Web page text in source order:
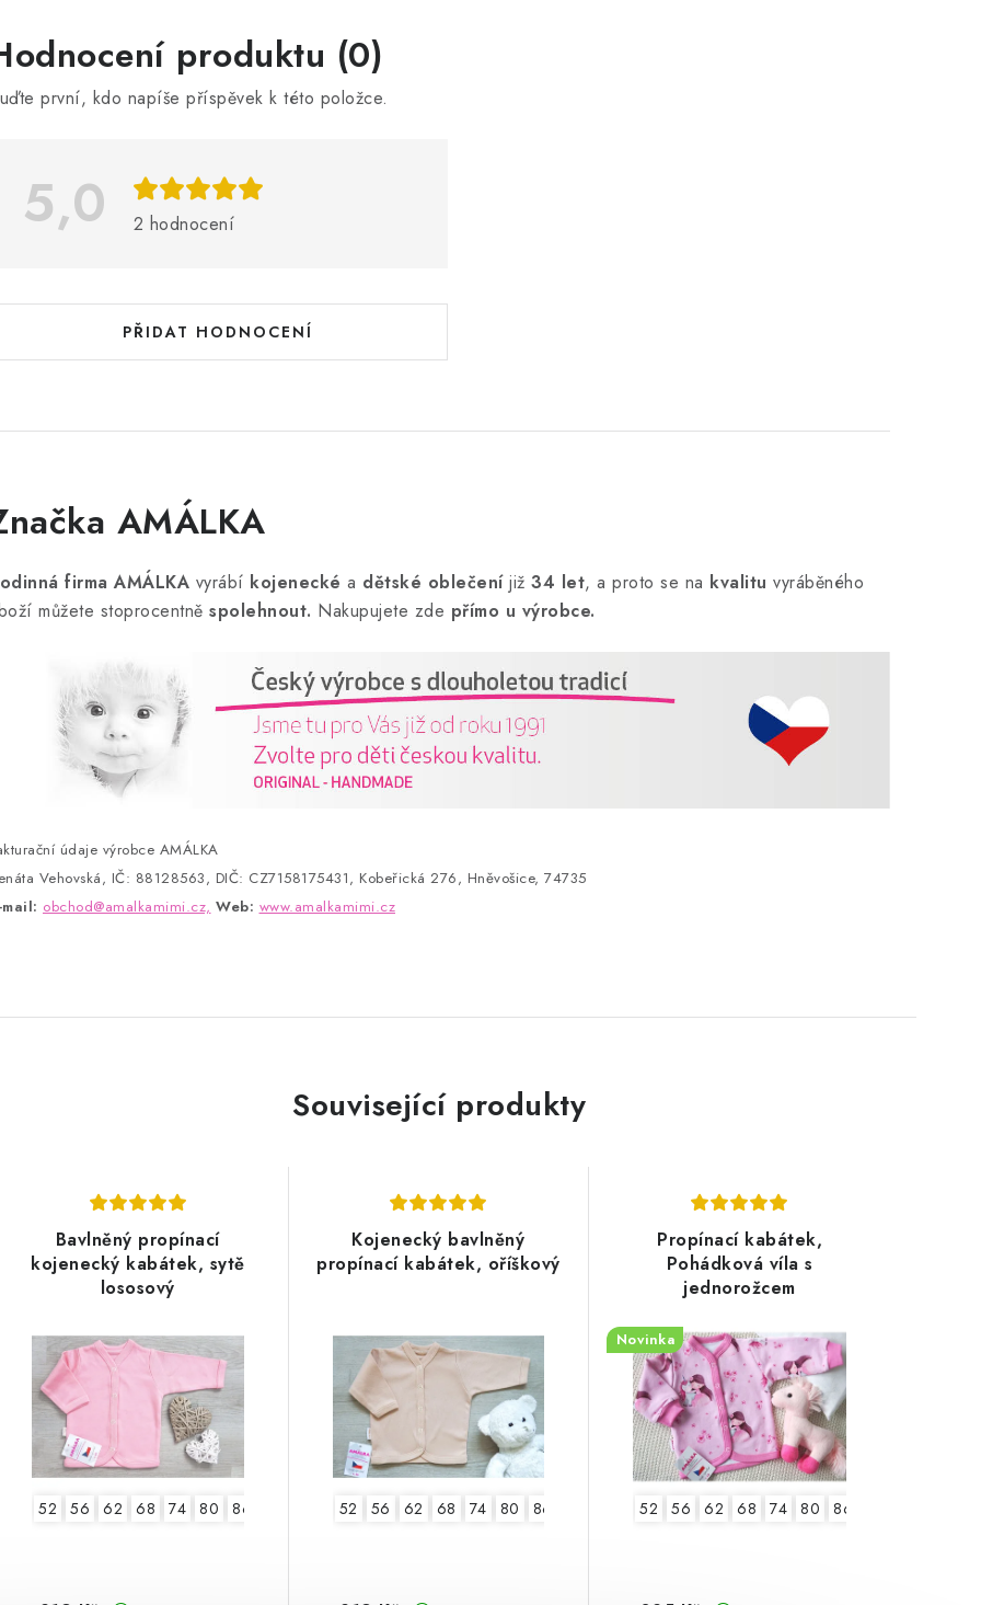
produktu (0)
první, kdo napíše příspěvek k této položce.
5,0 2 hodnocení
PŘIDAT HODNOCENÍ
AMÁLKA
firma AMÁLKA vyrábí kojenecké a dětské oblečeníjiž 34 let, a proto se na kvalitu vyráběného
můžete stoprocentně spolehnout. Nakupujete zde přímo u výrobce.
údaje výrobce AMÁLKA
Vehovská, IČ: 88128563, DIČ: CZ7158175431, Kobeřická 276, Hněvošice, 74735
mail: obchod@amalkamimi.cz, Web: www.amalkamimi.cz
Související produkty
Bavlněný propínací
kojenecký kabátek, sytě
lososový
52 56 62 68 74 80 86
Kojenecký bavlněný
propínací kabátek, oříškový
52 56 62 68 74 80 86
Propínací kabátek,
Pohádková víla s
jednorožcem
Novinka
52 56 62 68 74 80 86